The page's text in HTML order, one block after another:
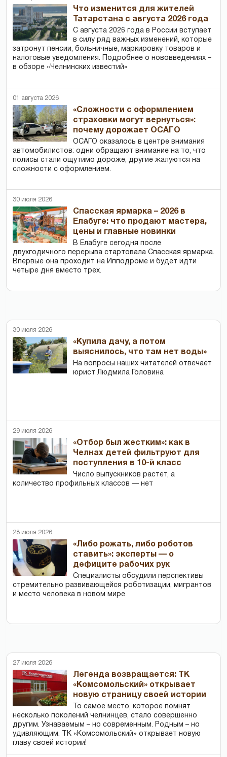
Что изменится для жителей
Татарстана с августа 2026 года
С августа 2026 года в России вступает
в силу ряд важных изменений, которые
затронут пенсии, больничные, маркировку товаров и
налоговые уведомления. Подробнее о нововведениях –
в обзоре «Челнинских известий»
01 августа 2026
«Сложности с оформлением
страховки могут вернуться»:
почему дорожает ОСАГО
ОСАГО оказалось в центре внимания
автомобилистов: одни обращают внимание на то, что
полисы стали ощутимо дороже, другие жалуются на
сложности с оформлением.
30 июля 2026
Спасская ярмарка – 2026 в
Елабуге: что продают мастера,
цены и главные новинки
В Елабуге сегодня после
двухгодичного перерыва стартовала Спасская ярмарка.
Впервые она проходит на Ипподроме и будет идти
четыре дня вместо трех.
30 июля 2026
«Купила дачу, а потом
выяснилось, что там нет воды»
На вопросы наших читателей отвечает
юрист Людмила Головина
29 июля 2026
«Отбор был жестким»: как в
Челнах детей фильтруют для
поступления в 10-й класс
Число выпускников растет, а
количество профильных классов — нет
28 июля 2026
«Либо рожать, либо роботов
ставить»: эксперты — о
дефиците рабочих рук
Специалисты обсудили перспективы
стремительно развивающейся роботизации, мигрантов
и место человека в новом мире
27 июля 2026
Легенда возвращается: ТК
«Комсомольский» открывает
новую страницу своей истории
То самое место, которое помнят
несколько поколений челнинцев, стало совершенно
другим. Узнаваемым – но современным. Родным – но
удивляющим. ТК «Комсомольский» открывает новую
главу своей истории!